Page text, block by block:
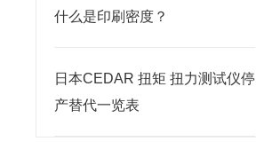
什么是印刷密度？
日本CEDAR 扭矩 扭力测试仪停
产替代一览表